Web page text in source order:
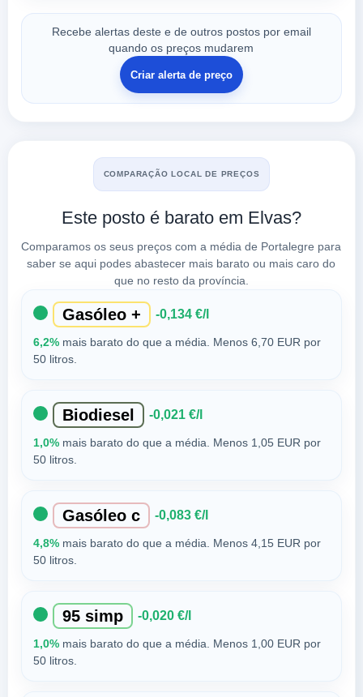
Recebe alertas deste e de outros postos por email
quando os preços mudarem
Criar alerta de preço
COMPARAÇÃO LOCAL DE PREÇOS
Este posto é barato em Elvas?
Comparamos os seus preços com a média de Portalegre para
saber se aqui podes abastecer mais barato ou mais caro do
que no resto da província.
Gasóleo + -0,134 €/l
6,2%mais barato do que a média. Menos 6,70 EUR por
50 litros.
Biodiesel -0,021 €/l
1,0%mais barato do que a média. Menos 1,05 EUR por
50 litros.
Gasóleo c -0,083 €/l
4,8%mais barato do que a média. Menos 4,15 EUR por
50 litros.
95 simp -0,020 €/l
1,0%mais barato do que a média. Menos 1,00 EUR por
50 litros.